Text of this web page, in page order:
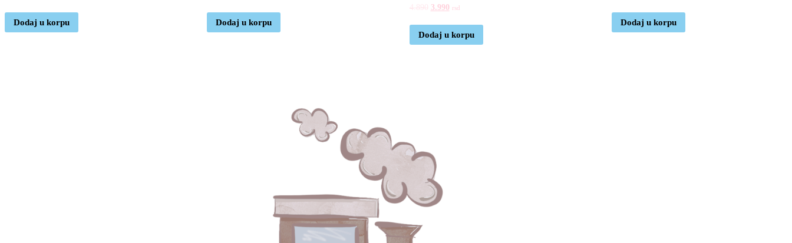
Dodaj u korpu Dodaj u korpu
3.990 rsd
Dodaj u korpu
Dodaj u korpu